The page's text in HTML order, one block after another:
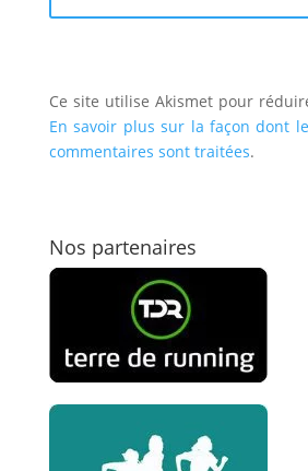
Ce site utilise Akismet pour
En savoir plus sur la façon dont
commentaires sont traitées.
Nos partenaires